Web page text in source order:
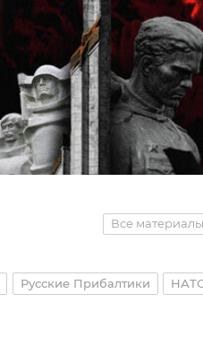
Все материалы
Русские Прибалтики